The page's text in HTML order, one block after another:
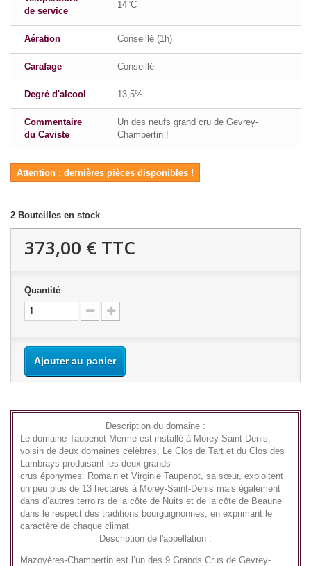
de service
14°C
Aération Conseillé (1h)
Carafage Conseillé
Degré d'alcool 13,5%
Commentaire
du Caviste
Un des neufs grand cru de Gevrey-
Chambertin !
Attention : dernières pièces disponibles !
2 Bouteilles en stock
373,00 € TTC
Quantité
Ajouter au panier
Description du domaine :
Le domaine Taupenot-Merme est installé à Morey-Saint-Denis,
voisin de deux domaines célèbres, Le Clos de Tart et du Clos des
Lambrays produisant les deux grands
crus éponymes. Romain et Virginie Taupenot , sa sœur, exploitent
un peu plus de 13 hectares à Morey-Saint-Denis mais également
dans d’autres terroirs de la côte de Nuits et de la côte de Beaune
dans le respect des traditions bourguignonnes, en exprimant le
caractère de chaque climat
Description de l'appellation :
Mazoyères-Chambertin est l’un des 9 Grands Crus de Gevrey-